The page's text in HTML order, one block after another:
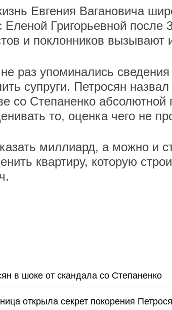
Евгения Вагановича
Еленой Григорьевной
и поклонников
раз упоминались
супруги. Петросян
со Степаненко абсолютной
то, оценка чего не
миллиард, а можно и
квартиру, которую
в шоке от скандала со Степаненко
открыла секрет покорения